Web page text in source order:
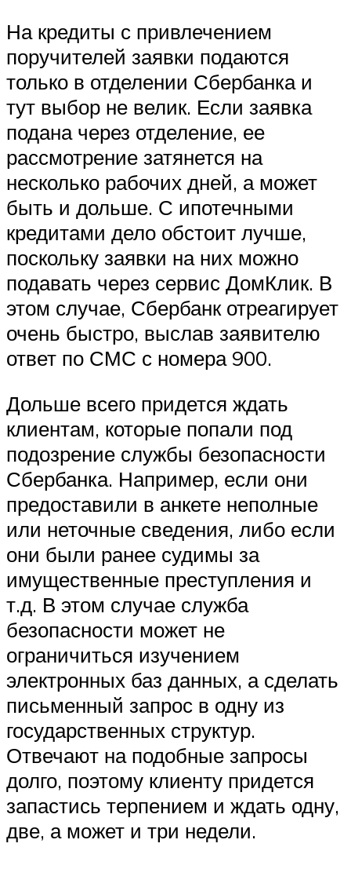
На кредиты с привлечением
поручителей заявки подаются
только в отделении Сбербанка и
тут выбор не велик. Если заявка
подана через отделение, ее
рассмотрение затянется на
несколько рабочих дней, а может
быть и дольше. С ипотечными
кредитами дело обстоит лучше,
поскольку заявки на них можно
подавать через сервис ДомКлик. В
этом случае, Сбербанк отреагирует
очень быстро, выслав заявителю
ответ по СМС с номера 900.
Дольше всего придется ждать
клиентам, которые попали под
подозрение службы безопасности
Сбербанка. Например, если они
предоставили в анкете неполные
или неточные сведения, либо если
они были ранее судимы за
имущественные преступления и
т.д. В этом случае служба
безопасности может не
ограничиться изучением
электронных баз данных, а сделать
письменный запрос в одну из
государственных структур.
Отвечают на подобные запросы
долго, поэтому клиенту придется
запастись терпением и ждать одну,
две, а может и три недели.